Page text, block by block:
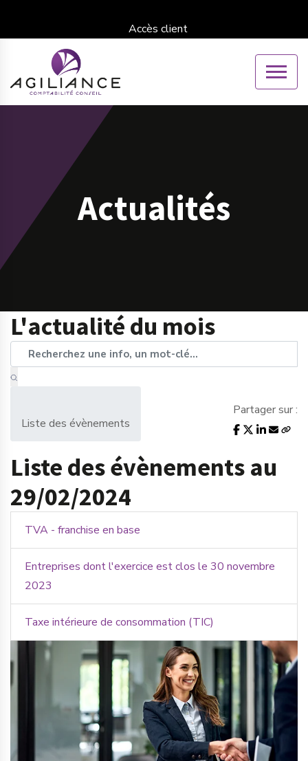
Accès client
Actualités
L'actualité du mois
Liste des évènements
Partager sur :
Liste des évènements au
29/02/2024
TVA - franchise en base
Entreprises dont l'exercice est clos le 30 novembre
2023
Taxe intérieure de consommation (TIC)